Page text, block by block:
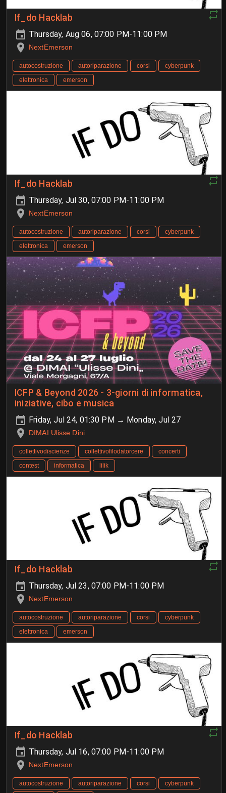
If_do Hacklab
Thursday, Aug 06, 07:00 PM-11:00 PM
NextEmerson
autocostruzione autoriparazione corsi
cyberpunk
elettronica
emerson
If_do Hacklab
Thursday, Jul 30, 07:00 PM-11:00 PM
NextEmerson
autocostruzione autoriparazione corsi
cyberpunk
elettronica
emerson
ICFP & Beyond 2026 - 3-giorni di informatica,
iniziative, cibo e musica
Friday, Jul 24, 01:30 PM → Monday, Jul 27
DIMAI Ulisse Dini
collettivodiscienze collettivofilodatorcere
concerti
contest
informatica lilik
If_do Hacklab
Thursday, Jul 23, 07:00 PM-11:00 PM
NextEmerson
autocostruzione autoriparazione corsi
cyberpunk
elettronica
emerson
If_do Hacklab
Thursday, Jul 16, 07:00 PM-11:00 PM
NextEmerson
autocostruzione autoriparazione corsi
cyberpunk